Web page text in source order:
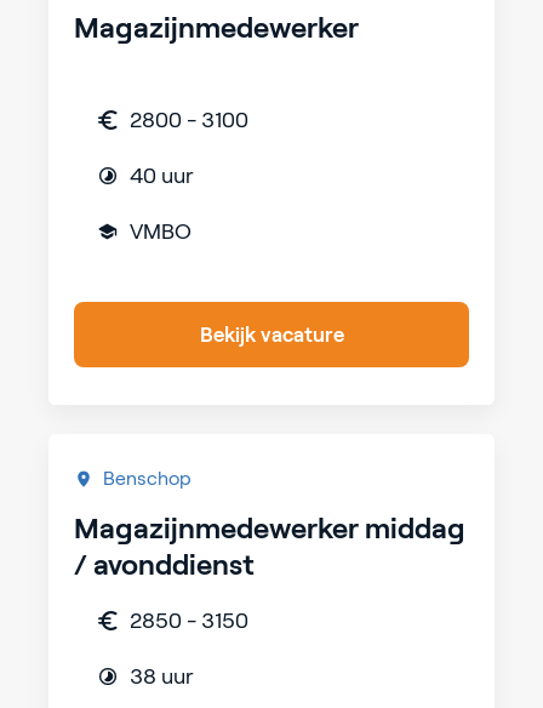
Magazijnmedewerker
2800 - 3100
40 uur
VMBO
Bekijk vacature
Benschop
Magazijnmedewerker middag
/ avonddienst
2850 - 3150
38 uur